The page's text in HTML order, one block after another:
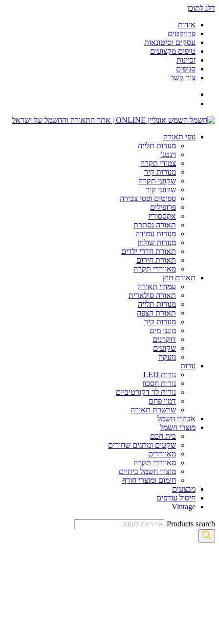
דלג לתוכן
אודות
פרויקטים
עסקים וסיטונאות
טיפים מקצועים
זכיינות
סניפים
צור קשר
גופי תאורה
מנורות תלייה
וינטג’
צמודי תקרה
מנורות קיר
שקועי תקרה
שקועי קיר
ספוטים ופסי צבירה
פרופילים
אקססוריז
תאורה נסתרת
מנורות עמידה
מנורות שולחן
תאורת חדרי ילדים
תאורת חירום
מאווררי תקרה
תאורת חוץ
עמודי תאורה
תאורה סולארית
מנורות תלייה
תאורת הצפה
מנורות קיר
מוגני מים
דוקרנים
שקועים
מעקה
נורות
נורות LED
נורות חסכון
נורות לד דקורטיביים
דמוי פחם
שרשרת תאורה
אביזרי חשמל
מוצרי חשמל
בית חכם
שקעים ומתגים שחורים
מאווררים
מאווררי תקרה
מוצרי חשמל ביתיים
חימום ומוצרי חורף
מבצעים
חיסול עודפים
Vintage
Products search